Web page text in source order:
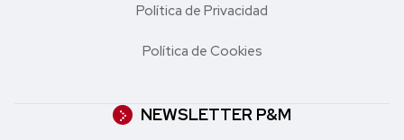
Política de Privacidad
Política de Cookies
NEWSLETTER P&M